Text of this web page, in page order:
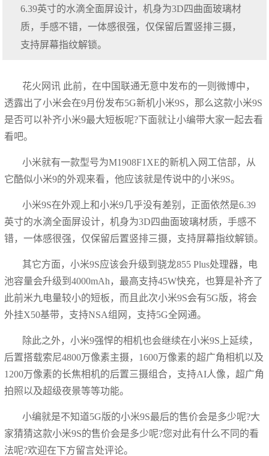
6.39英寸的水滴全面屏设计，机身为3D四曲面玻璃材
质，手感不错，一体感很强，仅保留后置竖排三摄，
支持屏幕指纹解锁。
花火网讯 此前，在中国联通无意中发布的一则微博中，
透露出了小米会在9月份发布5G新机小米9S，那么这款小米9S
是否可以补齐小米9最大短板呢?下面就让小编带大家一起去看
看吧。
小米就有一款型号为M1908F1XE的新机入网工信部，从
它酷似小米9的外观来看，他应该就是传说中的小米9S。
小米9S在外观上和小米9几乎没有差别，正面依然是6.39
英寸的水滴全面屏设计，机身为3D四曲面玻璃材质，手感不
错，一体感很强，仅保留后置竖排三摄，支持屏幕指纹解锁。
其它方面，小米9S应该会升级到骁龙855 Plus处理器，电
池容量会升级到4000mAh，最高支持45W快充，也算是补齐了
此前米九电量较小的短板，而且此次小米9S会有5G版，将会
外挂X50基带，支持NSA组网，支持5G全网通。
除此之外，小米9强悍的相机也会继续在小米9S上延续，
后置搭载索尼4800万像素主摄，1600万像素的超广角相机以及
1200万像素的长焦相机的后置三摄组合，支持AI人像，超广角
拍照以及超级夜景等等功能。
小编就是不知道5G版的小米9S最后的售价会是多少呢?大
家猜猜这款小米9S的售价会是多少呢?您对此有什么不同的看
法呢?欢迎在下方留言处评论。